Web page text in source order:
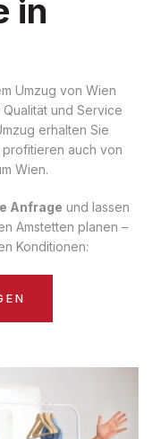
in
Umzug von Wien
und Service
erhalten Sie
profitieren auch von
Wien.
Anfrage und lassen
Amstetten planen –
Konditionen: